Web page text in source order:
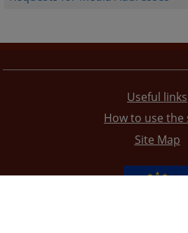
Useful links
How to use the
Site Map